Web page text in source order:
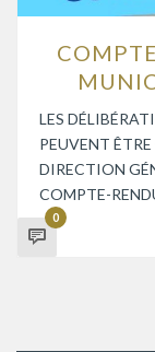
LES
PEUVENT
DIRECTION
COMPTE-
0